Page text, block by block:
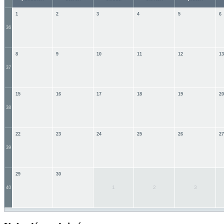
36
1 2 3 4 5 6
37
8 9 10 11 12 13
38
15 16 17 18 19 20
39
22 23 24 25 26 27
40
29 30
1 2 3